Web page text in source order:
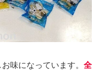
味になっています。 全